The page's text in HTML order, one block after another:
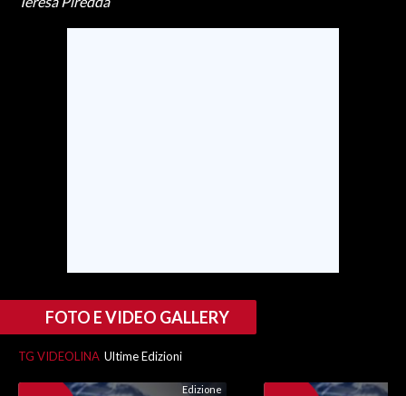
FOTO E VIDEO GALLERY
TG VIDEOLINA Ultime Edizioni
Edizione